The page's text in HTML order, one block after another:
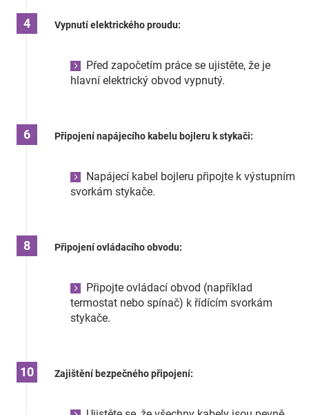
Vypnutí elektrického proudu:
Před započetím práce se ujistěte, že je
hlavní elektrický obvod vypnutý.
Připojení napájecího kabelu bojleru k stykači:
Napájecí kabel bojleru připojte k výstupním
svorkám stykače.
Připojení ovládacího obvodu:
Připojte ovládací obvod (například
termostat nebo spínač) k řídícím svorkám
stykače.
Zajištění bezpečného připojení: